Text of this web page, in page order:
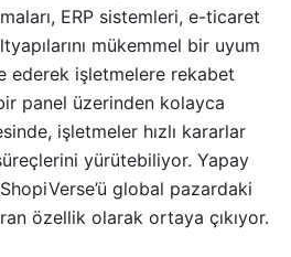
ERP sistemleri, e-ticaret
mükemmel bir uyum
ederek işletmelere rekabet
panel üzerinden kolayca
işletmeler hızlı kararlar
yürütebiliyor. Yapay
global pazardaki
özellik olarak ortaya çıkıyor.